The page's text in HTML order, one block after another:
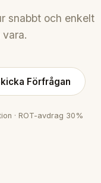
snabbt och enkelt
Förfrågan
· ROT-avdrag 30%